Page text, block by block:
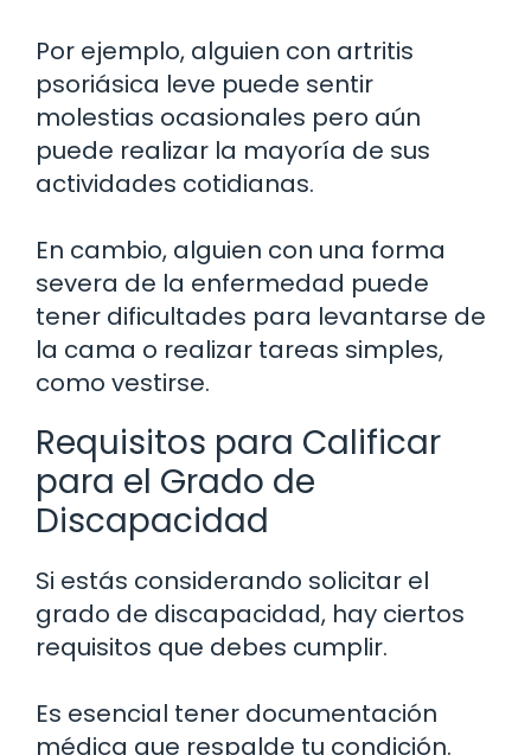
Por ejemplo, alguien con artritis
psoriásica leve puede sentir
molestias ocasionales pero aún
puede realizar la mayoría de sus
actividades cotidianas.
En cambio, alguien con una forma
severa de la enfermedad puede
tener dificultades para levantarse de
la cama o realizar tareas simples,
como vestirse.
Requisitos para Calificar
para el Grado de
Discapacidad
Si estás considerando solicitar el
grado de discapacidad, hay ciertos
requisitos que debes cumplir.
Es esencial tener documentación
médica que respalde tu condición.